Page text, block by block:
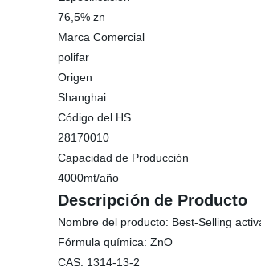
76,5% zn
Marca Comercial
polifar
Origen
Shanghai
Código del HS
28170010
Capacidad de Producción
4000mt/año
Descripción de Producto
Nombre del producto: Best-Selling
Fórmula química: ZnO
CAS: 1314-13-2